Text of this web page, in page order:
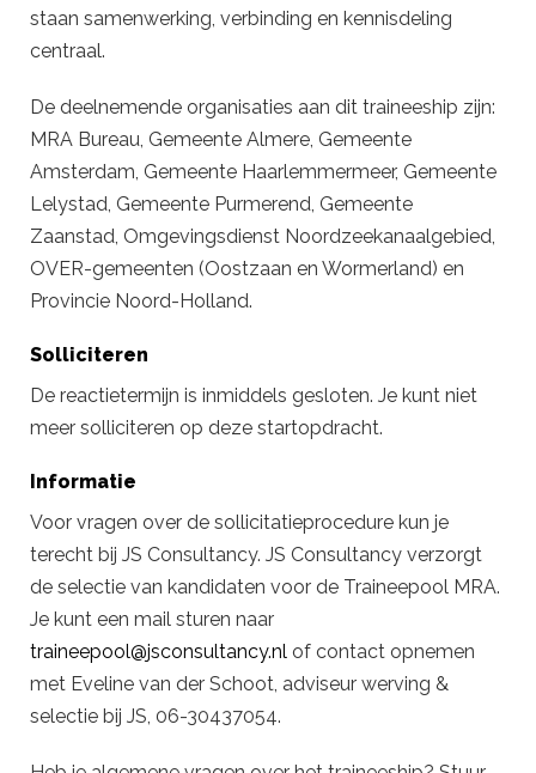
staan samenwerking, verbinding en kennisdeling
centraal.
De deelnemende organisaties aan dit traineeship zijn:
MRA Bureau, Gemeente Almere, Gemeente
Amsterdam, Gemeente Haarlemmermeer, Gemeente
Lelystad, Gemeente Purmerend, Gemeente
Zaanstad, Omgevingsdienst Noordzeekanaalgebied,
OVER-gemeenten (Oostzaan en Wormerland) en
Provincie Noord-Holland.
Solliciteren
De reactietermijn is inmiddels gesloten. Je kunt niet
meer solliciteren op deze startopdracht.
Informatie
Voor vragen over de sollicitatieprocedure kun je
terecht bij JS Consultancy. JS Consultancy verzorgt
de selectie van kandidaten voor de Traineepool MRA.
Je kunt een mail sturen naar
traineepool@jsconsultancy.nl of contact opnemen
met Eveline van der Schoot, adviseur werving &
selectie bij JS, 06-30437054.